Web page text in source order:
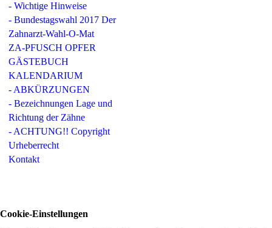
- Wichtige Hinweise
- Bundestagswahl 2017 Der
Zahnarzt-Wahl-O-Mat
ZA-PFUSCH OPFER
GÄSTEBUCH
KALENDARIUM
- ABKÜRZUNGEN
- Bezeichnungen Lage und
Richtung der Zähne
- ACHTUNG!! Copyright
Urheberrecht
Kontakt
Cookie-Einstellungen